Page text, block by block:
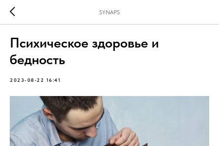
SYNAPS
Психическое здоровье и
бедность
2023-08-22 16:41